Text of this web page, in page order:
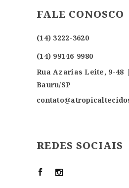
FALE CONOSCO
(14) 3222-3620
(14) 99146-9980
Rua Azarias Leite, 9-48
Bauru/SP
REDES SOCIAIS